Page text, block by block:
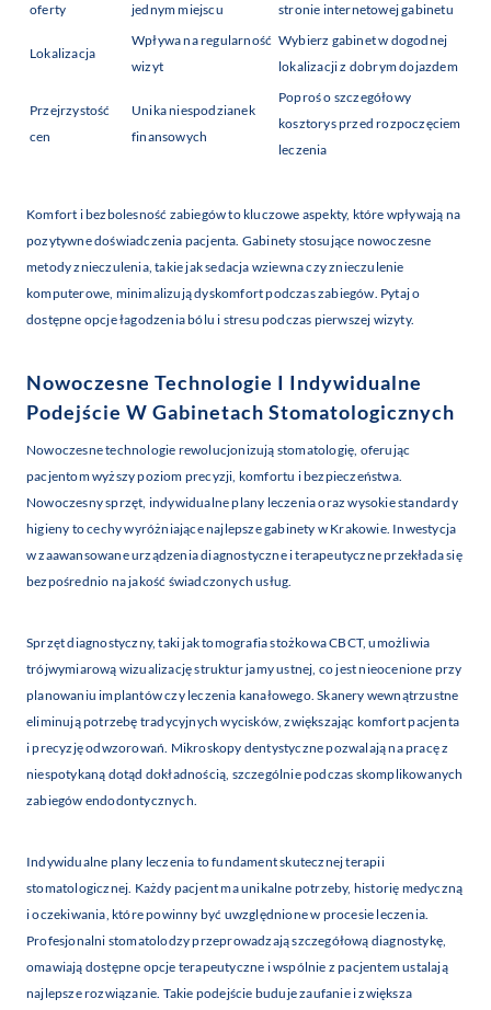
oferty
jednym miejscu
stronie internetowej gabinetu
Lokalizacja
Wpływa na regularność
wizyt
Wybierz gabinet w dogodnej
lokalizacji z dobrym dojazdem
Przejrzystość
cen
Unika niespodzianek
finansowych
Poproś o szczegółowy
kosztorys przed rozpoczęciem
leczenia
Komfort i bezbolesność zabiegów to kluczowe aspekty, które wpływają na
pozytywne doświadczenia pacjenta. Gabinety stosujące nowoczesne
metody znieczulenia, takie jak sedacja wziewna czy znieczulenie
komputerowe, minimalizują dyskomfort podczas zabiegów. Pytaj o
dostępne opcje łagodzenia bólu i stresu podczas pierwszej wizyty.
Nowoczesne Technologie I Indywidualne
Podejście W Gabinetach Stomatologicznych
Nowoczesne technologie rewolucjonizują stomatologię, oferując
pacjentom wyższy poziom precyzji, komfortu i bezpieczeństwa.
Nowoczesny sprzęt, indywidualne plany leczenia oraz wysokie standardy
higieny to cechy wyróżniające najlepsze gabinety w Krakowie. Inwestycja
w zaawansowane urządzenia diagnostyczne i terapeutyczne przekłada się
bezpośrednio na jakość świadczonych usług.
Sprzęt diagnostyczny, taki jak tomografia stożkowa CBCT, umożliwia
trójwymiarową wizualizację struktur jamy ustnej, co jest nieocenione przy
planowaniu implantów czy leczenia kanałowego. Skanery wewnątrzustne
eliminują potrzebę tradycyjnych wycisków, zwiększając komfort pacjenta
i precyzję odwzorowań. Mikroskopy dentystyczne pozwalają na pracę z
niespotykaną dotąd dokładnością, szczególnie podczas skomplikowanych
zabiegów endodontycznych.
Indywidualne plany leczenia to fundament skutecznej terapii
stomatologicznej. Każdy pacjent ma unikalne potrzeby, historię medyczną
i oczekiwania, które powinny być uwzględnione w procesie leczenia.
Profesjonalni stomatolodzy przeprowadzają szczegółową diagnostykę,
omawiają dostępne opcje terapeutyczne i wspólnie z pacjentem ustalają
najlepsze rozwiązanie. Takie podejście buduje zaufanie i zwiększa